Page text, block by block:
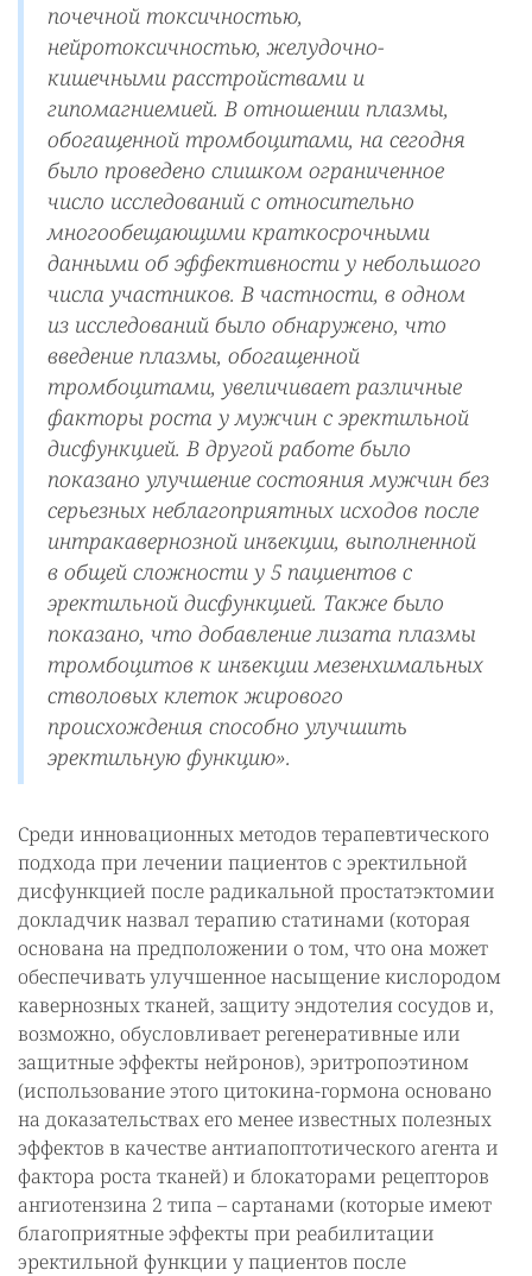
почечной токсичностью,
нейротоксичностью, желудочно-
кишечными расстройствами и
гипомагниемией. В отношении плазмы,
обогащенной тромбоцитами, на сегодня
было проведено слишком ограниченное
число исследований с относительно
многообещающими краткосрочными
данными об эффективности у небольшого
числа участников. В частности, в одном
из исследований было обнаружено, что
введение плазмы, обогащенной
тромбоцитами, увеличивает различные
факторы роста у мужчин с эректильной
дисфункцией. В другой работе было
показано улучшение состояния мужчин без
серьезных неблагоприятных исходов после
интракавернозной инъекции, выполненной
в общей сложности у 5 пациентов с
эректильной дисфункцией. Также было
показано, что добавление лизата плазмы
тромбоцитов к инъекции мезенхимальных
стволовых клеток жирового
происхождения способно улучшить
эректильную функцию».
Среди инновационных методов терапевтического
подхода при лечении пациентов с эректильной
дисфункцией после радикальной простатэктомии
докладчик назвал терапию статинами (которая
основана на предположении о том, что она может
обеспечивать улучшенное насыщение кислородом
кавернозных тканей, защиту эндотелия сосудов и,
возможно, обусловливает регенеративные или
защитные эффекты нейронов), эритропоэтином
(использование этого цитокина-гормона основано
на доказательствах его менее известных полезных
эффектов в качестве антиапоптотического агента и
фактора роста тканей) и блокаторами рецепторов
ангиотензина 2 типа – сартанами (которые имеют
благоприятные эффекты при реабилитации
эректильной функции у пациентов после